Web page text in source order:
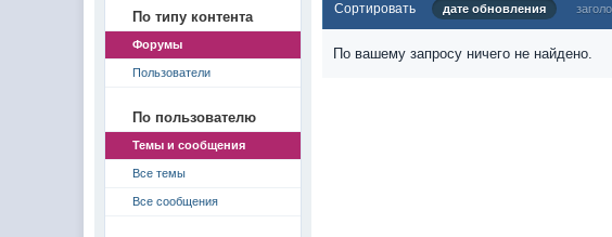
По типу контента
Форумы
Пользователи
По пользователю
Темы и сообщения
Все темы
Все сообщения
Сортировать дате обновления
По вашему запросу ничего не найдено.